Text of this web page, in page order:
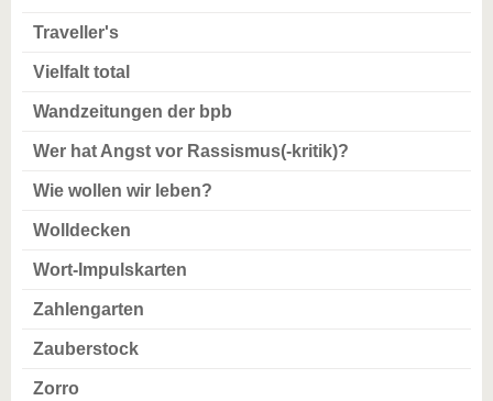
Traveller's
Vielfalt total
Wandzeitungen der bpb
Wer hat Angst vor Rassismus(-kritik)?
Wie wollen wir leben?
Wolldecken
Wort-Impulskarten
Zahlengarten
Zauberstock
Zorro